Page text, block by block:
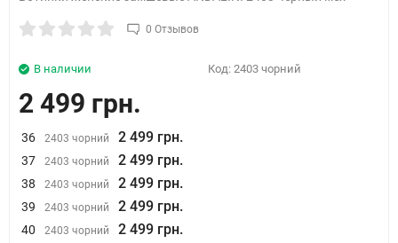
0 Отзывов
В наличии Код: 2403 чорний
2 499 грн.
36 2403 чорний 2 499 грн.
37 2403 чорний 2 499 грн.
38 2403 чорний 2 499 грн.
39 2403 чорний 2 499 грн.
40 2403 чорний 2 499 грн.